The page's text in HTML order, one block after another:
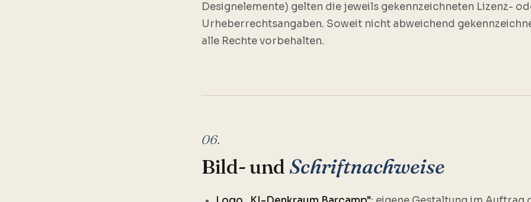
Designelemente) gelten die jeweils gekennzeichneten Lizenz-
Urheberrechtsangaben. Soweit nicht abweichend
alle Rechte vorbehalten.
06.
Bild- und Schriftnachweise